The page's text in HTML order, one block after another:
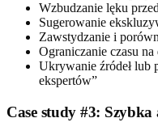
Wzbudzanie lęku
Sugerowanie
Zawstydzanie i
Ograniczanie czasu
Ukrywanie źródeł lub
ekspertów”
Case study #3: